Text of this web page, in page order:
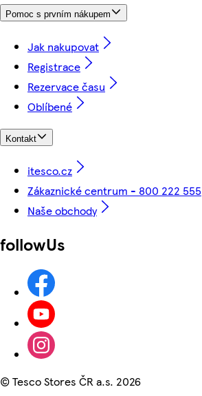
Pomoc s prvním nákupem
Jak nakupovat
Registrace
Rezervace času
Oblíbené
Kontakt
itesco.cz
Zákaznické centrum - 800 222 555
Naše obchody
followUs
©Tesco Stores ČR a.s. 2026